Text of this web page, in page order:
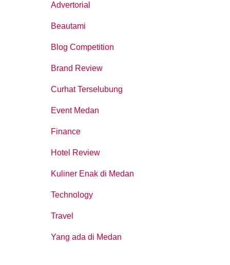
Advertorial
Beautami
Blog Competition
Brand Review
Curhat Terselubung
Event Medan
Finance
Hotel Review
Kuliner Enak di Medan
Technology
Travel
Yang ada di Medan